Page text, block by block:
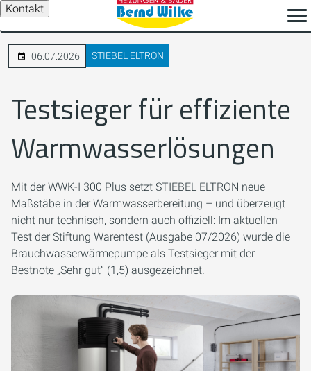
Kontakt
06.07.2026 STIEBEL ELTRON
Testsieger für effiziente
Warmwasserlösungen
Mit der WWK-I 300 Plus setzt STIEBEL ELTRON neue
Maßstäbe in der Warmwasserbereitung – und überzeugt
nicht nur technisch, sondern auch offiziell: Im aktuellen
Test der Stiftung Warentest (Ausgabe 07/2026) wurde die
Brauchwasserwärmepumpe als Testsieger mit der
Bestnote „Sehr gut“ (1,5) ausgezeichnet.